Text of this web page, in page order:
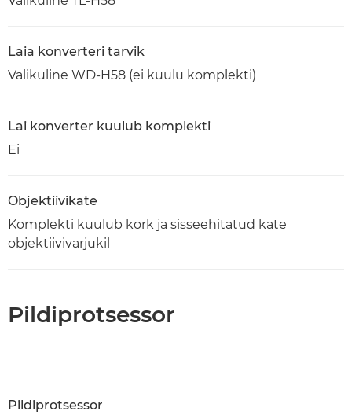
Laia konverteri tarvik
Valikuline WD-H58 (ei kuulu komplekti)
Lai konverter kuulub komplekti
Ei
Objektiivikate
Komplekti kuulub kork ja sisseehitatud kate
objektiivivarjukil
Pildiprotsessor
Pildiprotsessor